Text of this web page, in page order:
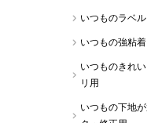
いつものラベル
いつもの強粘
いつものきれ
リ用
いつもの下地